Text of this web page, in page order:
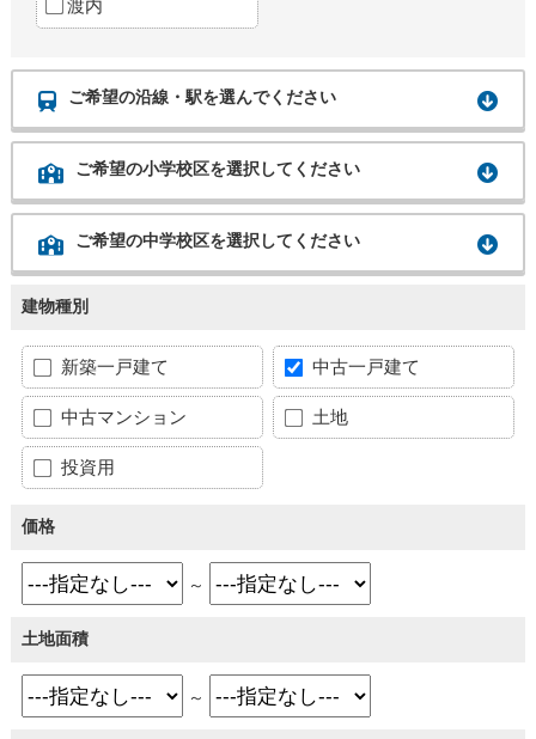
渡内
ご希望の沿線・駅を選んでください
ご希望の小学校区を選択してください
ご希望の中学校区を選択してください
建物種別
新築一戸建て 中古一戸建て
中古マンション 土地
投資用
価格
～
土地面積
～